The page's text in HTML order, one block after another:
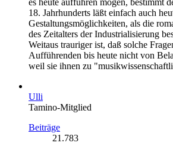
18. Jahrhunderts läßt einfach auch
Gestaltungsmöglichkeiten, als die
des Zeitalters der Industrialisierung
Weitaus trauriger ist, daß solche
Aufführenden bis heute nicht von
weil sie ihnen zu
Ulli
Tamino-Mitglied
Beiträge
21.783